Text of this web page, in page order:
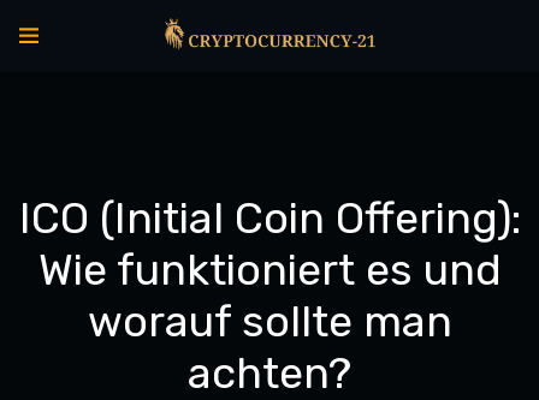
ICO (Initial Coin Offering):
Wie funktioniert es und
worauf sollte man
achten?